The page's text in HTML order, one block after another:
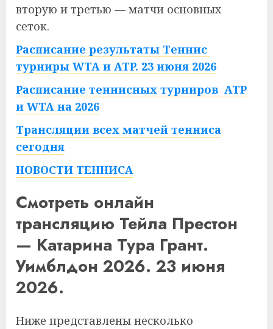
вторую и третью — матчи основных
сеток.
Расписание результаты Теннис
турниры WTA и ATP. 23 июня 2026
Расписание теннисных турниров ATP
и WTA на 2026
Трансляции всех матчей тенниса
сегодня
НОВОСТИ ТЕННИСА
Смотреть онлайн
трансляцию Тейла Престон
— Катарина Тура Грант.
Уимблдон 2026. 23 июня
2026.
Ниже представлены несколько